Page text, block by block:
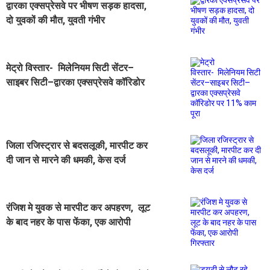
द्वारका एक्सप्रेसवे पर भीषण सड़क हादसा,
दो युवकों की मौत, युवती गंभीर
मेट्रो विस्तार- मिलेनियम सिटी सेंटर–
साइबर सिटी–द्वारका एक्सप्रेसवे कॉरिडोर
जिला रजिस्ट्रार से बदसलूकी, मारपीट कर
दी जान से मारने की धमकी, केस दर्ज
रंजिश मे युवक से मारपीट कर अपहरण, लूट
के बाद नहर के पास फेंका, एक आरोपी